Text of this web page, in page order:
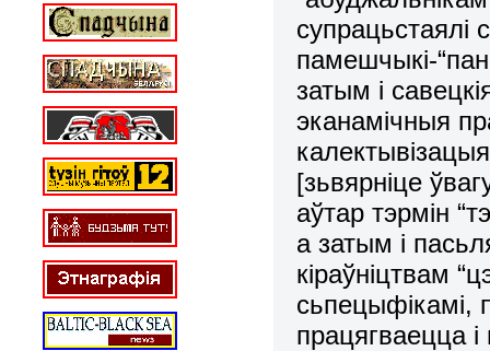
супрацьстаялі
памешчыкі-
затым і
эканамічныя
[зьвярніце
аўтар тэрмін
а затым і
кіраўніцтвам
сьпецыфікамі,
працягваецца